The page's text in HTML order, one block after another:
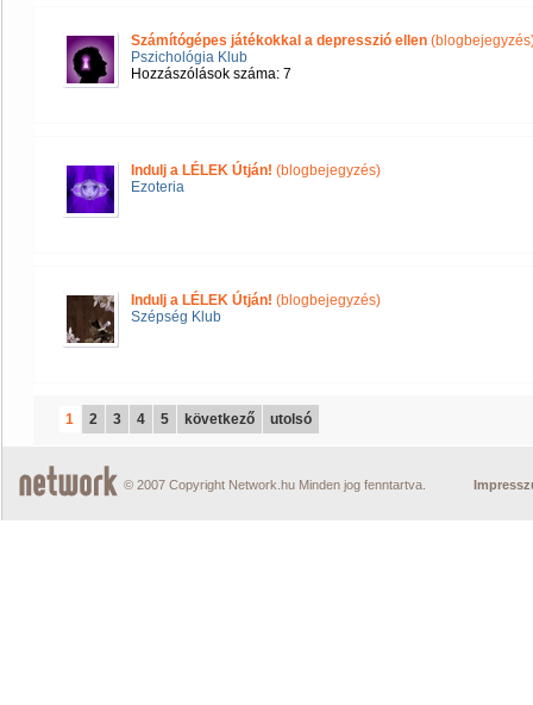
Számítógépes játékokkal a depresszió ellen
Pszichológia Klub
Hozzászólások száma: 7
Indulj a LÉLEK Útján! (blogbejegyzés)
Ezoteria
Indulj a LÉLEK Útján! (blogbejegyzés)
Szépség Klub
1 2 3 4 5 következő utolsó
© 2007 Copyright Network.hu Minden jog fenntartva.